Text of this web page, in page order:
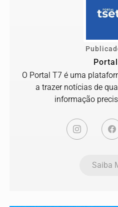
O Portal T7 é uma
a trazer notícias de
informação
Saiba